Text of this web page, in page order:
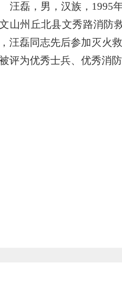
汪磊，男，汉族， 1995
山州丘北县文秀路消防
汪磊同志先后参加灭火
评为优秀士兵、优秀消